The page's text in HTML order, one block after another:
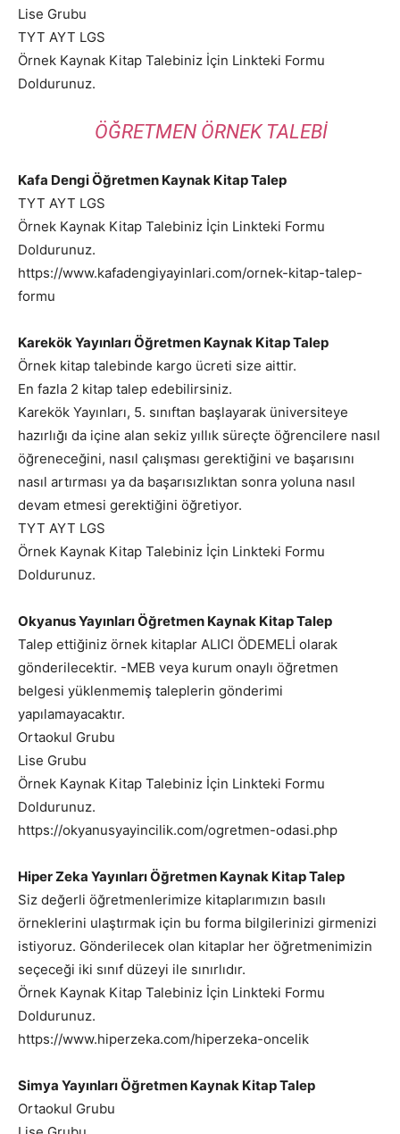
Lise Grubu
TYT AYT LGS
Örnek Kaynak Kitap Talebiniz İçin Linkteki Formu
Doldurunuz.
ÖĞRETMEN ÖRNEK TALEBI
Kafa Dengi Öğretmen Kaynak Kitap Talep
TYT AYT LGS
Örnek Kaynak Kitap Talebiniz İçin Linkteki Formu
Doldurunuz.
https://www.kafadengiyayinlari.com/ornek-kitap-talep-
formu
Karekök Yayınları Öğretmen Kaynak Kitap Talep
Örnek kitap talebinde kargo ücreti size aittir.
En fazla 2 kitap talep edebilirsiniz.
Karekök Yayınları, 5. sınıftan başlayarak üniversiteye
hazırlığı da içine alan sekiz yıllık süreçte öğrencilere nasıl
öğreneceğini, nasıl çalışması gerektiğini ve başarısını
nasıl artırması ya da başarısızlıktan sonra yoluna nasıl
devam etmesi gerektiğini öğretiyor.
TYT AYT LGS
Örnek Kaynak Kitap Talebiniz İçin Linkteki Formu
Doldurunuz.
Okyanus Yayınları Öğretmen Kaynak Kitap Talep
Talep ettiğiniz örnek kitaplar ALICI ÖDEMELİ olarak
gönderilecektir. -MEB veya kurum onaylı öğretmen
belgesi yüklenmemiş taleplerin gönderimi
yapılamayacaktır.
Ortaokul Grubu
Lise Grubu
Örnek Kaynak Kitap Talebiniz İçin Linkteki Formu
Doldurunuz.
https://okyanusyayincilik.com/ogretmen-odasi.php
Hiper Zeka Yayınları Öğretmen Kaynak Kitap Talep
Siz değerli öğretmenlerimize kitaplarımızın basılı
örneklerini ulaştırmak için bu forma bilgilerinizi girmenizi
istiyoruz. Gönderilecek olan kitaplar her öğretmenimizin
seçeceği iki sınıf düzeyi ile sınırlıdır.
Örnek Kaynak Kitap Talebiniz İçin Linkteki Formu
Doldurunuz.
https://www.hiperzeka.com/hiperzeka-oncelik
Simya Yayınları Öğretmen Kaynak Kitap Talep
Ortaokul Grubu